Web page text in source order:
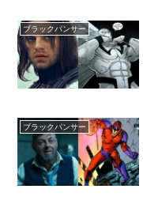
ブラックパンサー
ブラックパンサー